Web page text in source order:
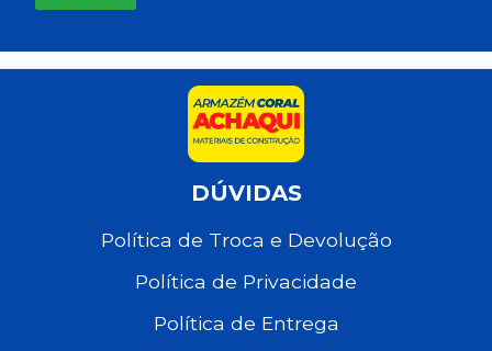
DÚVIDAS
Política de Troca e Devolução
Política de Privacidade
Política de Entrega